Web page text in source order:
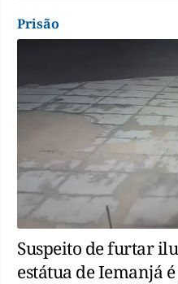
Prisão
Suspeito de furtar
estátua de Iemanjá